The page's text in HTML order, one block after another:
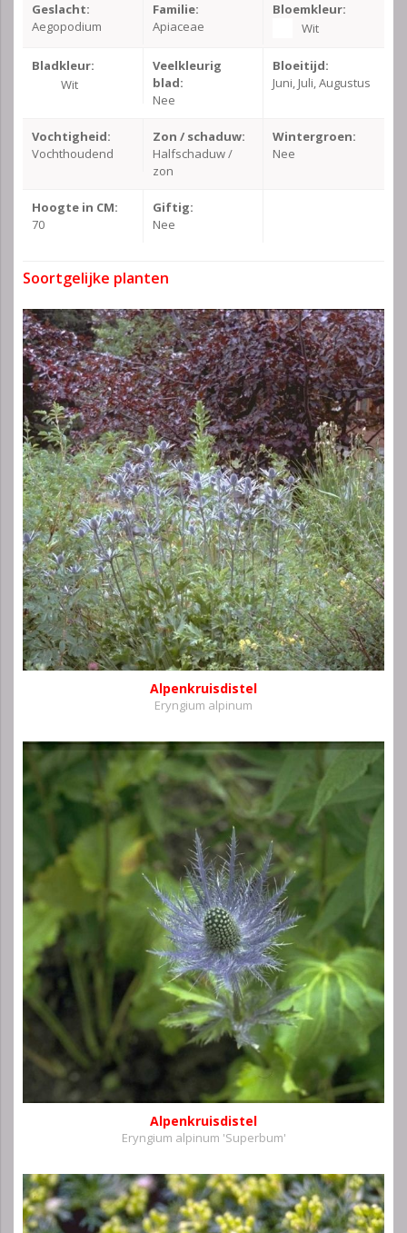
Geslacht:
Aegopodium
Familie:
Apiaceae
Bloemkleur:
Wit
Bladkleur:
Wit
Veelkleurig
blad:
Nee
Bloeitijd:
Juni, Juli, Augustus
Vochtigheid:
Vochthoudend
Zon / schaduw:
Halfschaduw /
zon
Wintergroen:
Nee
Hoogte in CM:
70
Giftig:
Nee
Soortgelijke planten
Alpenkruisdistel
Eryngium alpinum
Alpenkruisdistel
Eryngium alpinum 'Superbum'